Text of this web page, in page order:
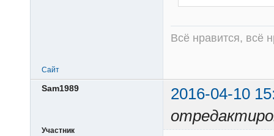
Всё нравится, всё
Сайт
Sam1989
2016-04-10
Участник